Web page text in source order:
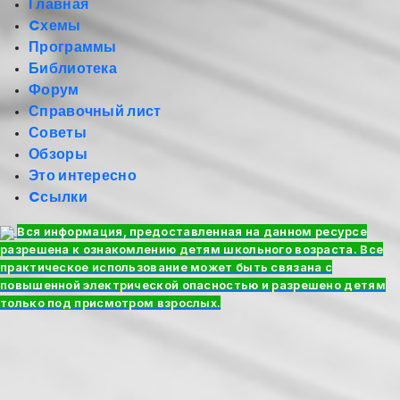
Главная
Cхемы
Программы
Библиотека
Форум
Справочный лист
Советы
Обзоры
Это интересно
Cсылки
Вся информация, предоставленная на данном ресурсе
разрешена к ознакомлению детям школьного возраста. Все
практическое использование может быть связана с
повышенной электрической опасностью и разрешено детям
только под присмотром взрослых.